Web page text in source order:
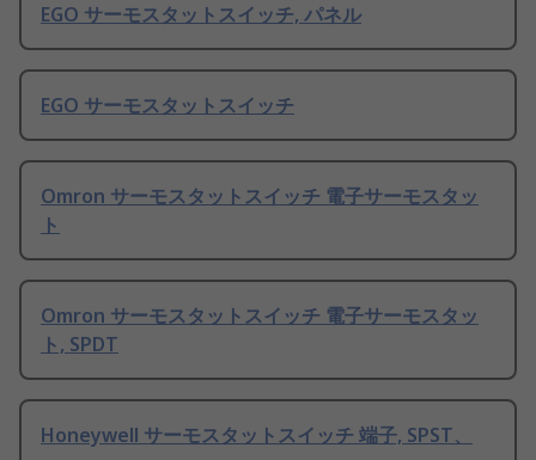
EGO サーモスタットスイッチ, パネル
EGO サーモスタットスイッチ
Omron サーモスタットスイッチ 電子サーモスタッ
ト
Omron サーモスタットスイッチ 電子サーモスタッ
ト, SPDT
Honeywell サーモスタットスイッチ 端子, SPST、